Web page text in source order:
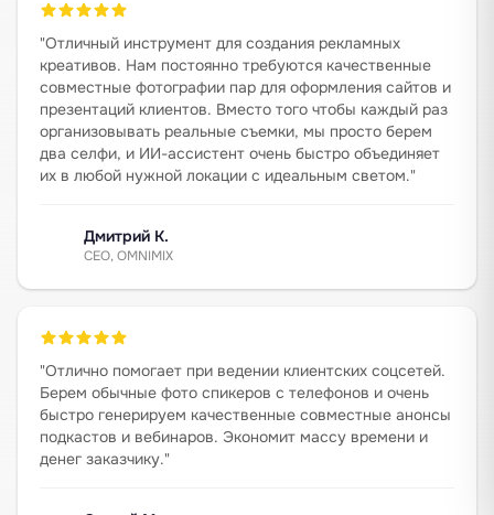
"Отличный инструмент для создания рекламных
креативов. Нам постоянно требуются качественные
совместные фотографии пар для оформления сайтов и
презентаций клиентов. Вместо того чтобы каждый раз
организовывать реальные съемки, мы просто берем
два селфи, и ИИ-ассистент очень быстро объединяет
их в любой нужной локации с идеальным светом."
Дмитрий К.
CEO, OMNIMIX
"Отлично помогает при ведении клиентских соцсетей.
Берем обычные фото спикеров с телефонов и очень
быстро генерируем качественные совместные анонсы
подкастов и вебинаров. Экономит массу времени и
денег заказчику."